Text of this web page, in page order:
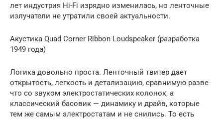
лет индустрия Hi-Fi изрядно изменилась, но ленточные
излучатели не утратили своей актуальности.
Акустика Quad Corner Ribbon Loudspeaker (разработка
1949 года)
Логика довольно проста. Ленточный твитер дает
открытость, легкость и детализацию, сравнимую разве
что со звуком электростатических колонок, а
классический басовик — динамику и драйв, которые
тем же самым электростатам и не снились. То есть